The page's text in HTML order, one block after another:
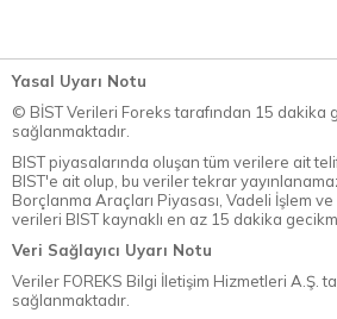
Yasal Uyarı Notu
© BİST Verileri Foreks tarafından 15 dakika
sağlanmaktadır.
BIST piyasalarında oluşan tüm verilere ait
BIST'e ait olup, bu veriler tekrar
Borçlanma Araçları Piyasası, Vadeli İşlem
verileri BIST kaynaklı en az 15 dakika
Veri Sağlayıcı Uyarı Notu
Veriler FOREKS Bilgi İletişim Hizmetleri A.Ş.
sağlanmaktadır.